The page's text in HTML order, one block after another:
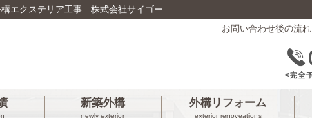
エクステリア工事 株式会社サイゴー
お問い合わせ後の流れ
新築外構
newly exterior
外構リフォーム
exterior renoveations